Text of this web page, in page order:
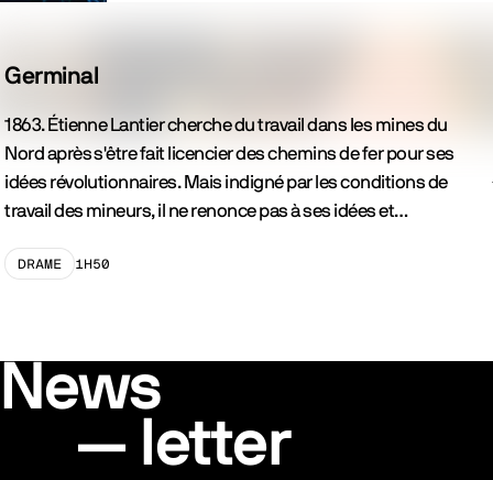
Germinal
1863. Étienne Lantier cherche du travail dans les mines du
Nord après s'être fait licencier des chemins de fer pour ses
idées révolutionnaires. Mais indigné par les conditions de
travail des mineurs, il ne renonce pas à ses idées et…
Genre
DRAME Durée
1H50
précédent
News
letter